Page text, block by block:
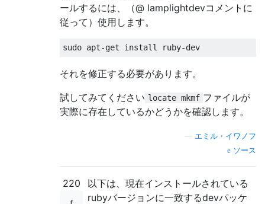
ールするには、（@ lamplightdevコメントに
従って）使用します。
sudo apt-get install ruby-dev
それを修正する必要があります。
試してみてください locate mkmf ファイルが
実際に存在しているかどうかを確認します。
エミル・イワノフ
ソース
220
以下は、現在インストールされている
rubyバージョンに一致するdevパッケ